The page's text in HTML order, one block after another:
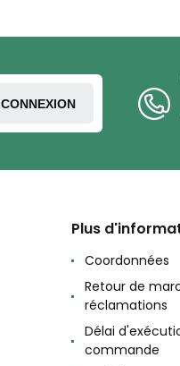
CONNEXION
Plus
Coordonnées
Retour de
réclamations
Délai
commande